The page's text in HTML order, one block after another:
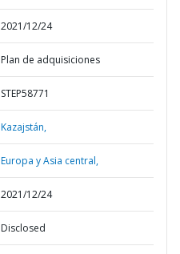
2021/12/24
Plan de adquisiciones
STEP58771
Kazajstán,
Europa y Asia central,
2021/12/24
Disclosed